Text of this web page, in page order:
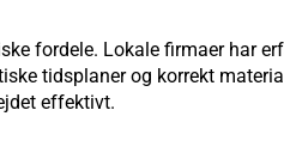
fordele. Lokale firmaer har
tidsplaner og korrekt
effektivt.